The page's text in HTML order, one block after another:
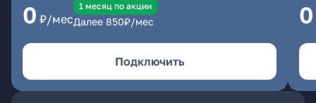
0 ₽/мес
1 месяц по акции
Далее 850₽/мес
Подключить
0